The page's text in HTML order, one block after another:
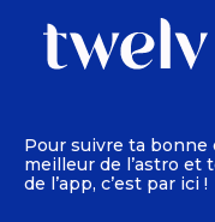
Pour suivre ta bonne
meilleur de l’astro et
de l’app, c’est par ici !